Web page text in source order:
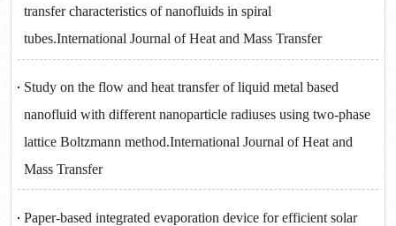
transfer characteristics of nanofluids in spiral
tubes.International Journal of Heat and Mass Transfer
Study on the flow and heat transfer of liquid metal based
nanofluid with different nanoparticle radiuses using two-phase
lattice Boltzmann method.International Journal of Heat and
Mass Transfer
Paper-based integrated evaporation device for efficient solar